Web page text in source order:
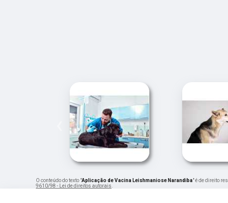
O conteúdo do texto "Aplicação de Vacina Leishmaniose Narandiba" é de direito
9610/98 - Lei de direitos autorais.